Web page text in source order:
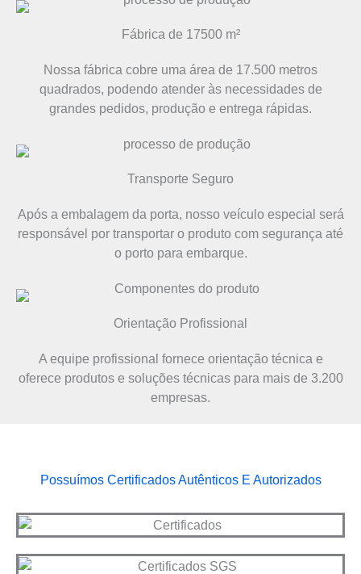
Fábrica de 17500 m²
Nossa fábrica cobre uma área de 17.500 metros
quadrados, podendo atender às necessidades de
grandes pedidos, produção e entrega rápidas.
Transporte Seguro
Após a embalagem da porta, nosso veículo especial será
responsável por transportar o produto com segurança até
o porto para embarque.
Orientação Profissional
A equipe profissional fornece orientação técnica e
oferece produtos e soluções técnicas para mais de 3.200
empresas.
Possuímos Certificados Autênticos E Autorizados